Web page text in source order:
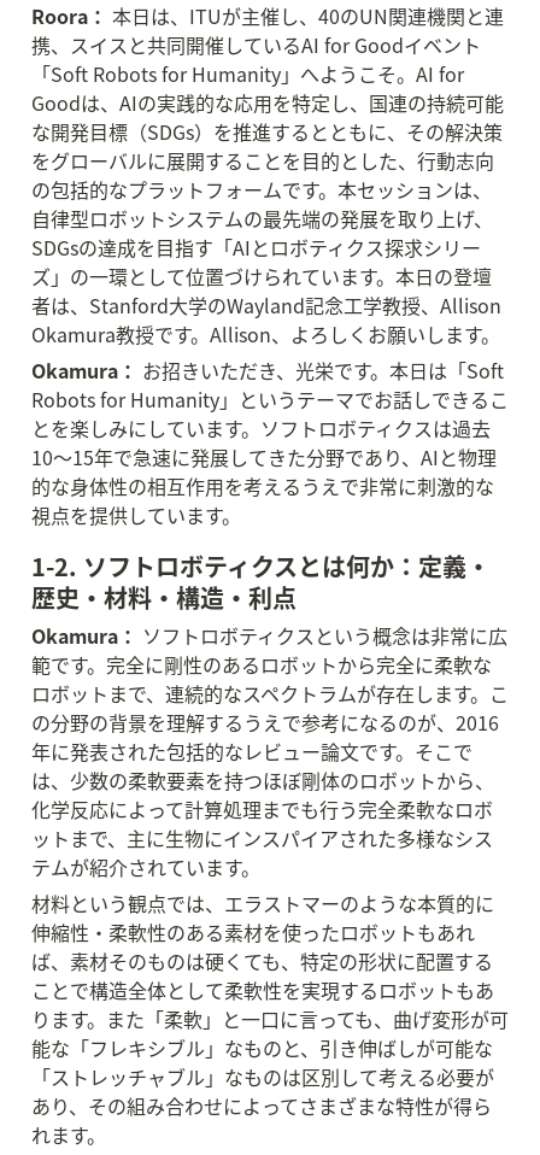
Roora： 本日は、ITUが主催し、40のUN関連機関と連
携、スイスと共同開催しているAI for Goodイベント
「Soft Robots for Humanity」へようこそ。AI for
Goodは、AIの実践的な応用を特定し、国連の持続可能
な開発目標（SDGs）を推進するとともに、その解決策
をグローバルに展開することを目的とした、行動志向
の包括的なプラットフォームです。本セッションは、
自律型ロボットシステムの最先端の発展を取り上げ、
SDGsの達成を目指す「AIとロボティクス探求シリー
ズ」の一環として位置づけられています。本日の登壇
者は、Stanford大学のWayland記念工学教授、Allison
Okamura教授です。Allison、よろしくお願いします。
Okamura： お招きいただき、光栄です。本日は「Soft
Robots for Humanity」というテーマでお話しできるこ
とを楽しみにしています。ソフトロボティクスは過去
10〜15年で急速に発展してきた分野であり、AIと物理
的な身体性の相互作用を考えるうえで非常に刺激的な
視点を提供しています。
1-2. ソフトロボティクスとは何か：定義・
歴史・材料・構造・利点
Okamura： ソフトロボティクスという概念は非常に広
範です。完全に剛性のあるロボットから完全に柔軟な
ロボットまで、連続的なスペクトラムが存在します。こ
の分野の背景を理解するうえで参考になるのが、2016
年に発表された包括的なレビュー論文です。そこで
は、少数の柔軟要素を持つほぼ剛体のロボットから、
化学反応によって計算処理までも行う完全柔軟なロボ
ットまで、主に生物にインスパイアされた多様なシス
テムが紹介されています。
材料という観点では、エラストマーのような本質的に
伸縮性・柔軟性のある素材を使ったロボットもあれ
ば、素材そのものは硬くても、特定の形状に配置する
ことで構造全体として柔軟性を実現するロボットもあ
ります。また「柔軟」と一口に言っても、曲げ変形が可
能な「フレキシブル」なものと、引き伸ばしが可能な
「ストレッチャブル」なものは区別して考える必要が
あり、その組み合わせによってさまざまな特性が得ら
れます。